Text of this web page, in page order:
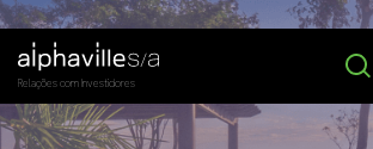
Relações com Investidores